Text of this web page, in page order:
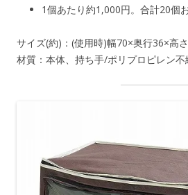
1個あたり約1,000円。合計20個
サイズ(約)：(使用時)幅70×奥行36×高
材質：本体、持ち手/ポリプロピレン